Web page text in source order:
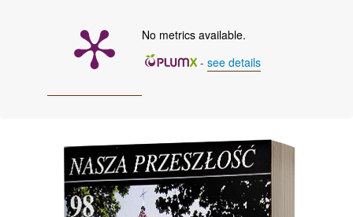
No metrics available.
- see details